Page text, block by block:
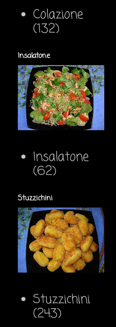
Colazione
(132)
Insalatone
Insalatone
(62)
Stuzzichini
Stuzzichini
(243)